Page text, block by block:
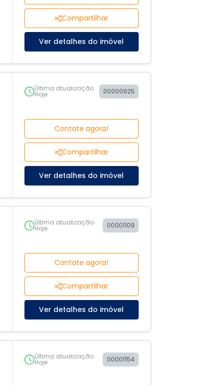
Compartilhar
Ver detalhes do imóvel
Última atualização
Hoje 00000925
Contate agora!
Compartilhar
Ver detalhes do imóvel
Última atualização
Hoje 00001109
Contate agora!
Compartilhar
Ver detalhes do imóvel
Última atualização
Hoje 00001154